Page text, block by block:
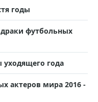
годы
футбольных
уходящего года
актеров мира 2016 -